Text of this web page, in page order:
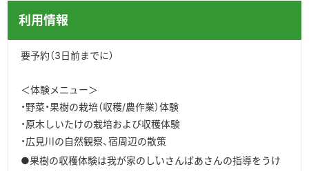
利用情報
要予約（3日前までに）
＜体験メニュー＞
・野菜・果樹の栽培（収穫/農作業）体験
・原木しいたけの栽培および収穫体験
・広見川の自然観察、宿周辺の散策
●果樹の収穫体験は我が家のじいさんばあさんの指導をうけ